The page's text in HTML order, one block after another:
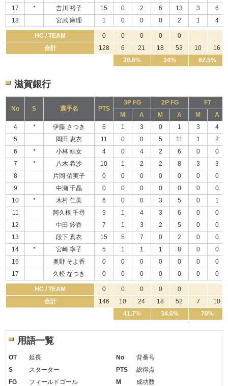
17
* 吉川 裕子 15 0 2 6 13 3
6
18
宮武 麻理 1 0 0 0 2 1 4
HC / TEAM 0 0 0 0
0
合計
128 6 21 18 53 10
16
28.6%
34% 62.5%
滋賀銀行
No S 選手名 PTS
3P FG 2P FG
FT
M
A M A M
A
4
* 伊藤 さつき 6 1 3 0 1 3
4
5
岡田 恵衣 11 0 0 5 11 1
2
6
* 小林 結女 4 0 4 2 6 0
0
7
* 八木 希沙 10 1 2 2 8 3
3
8
片岡 佑実子 0 0 0 0 0 0
0
9
中瀬 千晶 0 0 0 0 0 0
0
10
* 木村 仁美 6 0 0 3 5 0
1
11
阿久根 千尋 9 1 4 3 6 0
0
12
中田 鈴香 7 1 3 2 5 0
0
13
段下 真衣 15 5 7 0 2 0
0
14
* 宮崎 寧子 5 1 1 1 8 0
0
16
奥野 そよ香 0 0 0 0 0 0
0
17
久松 なつき 0 0 0 0 0 0 0
HC / TEAM 0 0 0 0
0
合計
146 10 24 18 52 7
10
41.7%
34.6% 70%
用語一覧
OT 延長 No
背番号
S
スターター PTS
総得点
FG
フィールドゴール M
成功数